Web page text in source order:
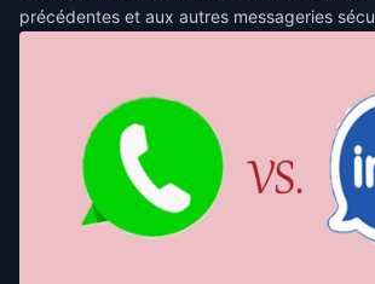
précédentes et aux autres messageries